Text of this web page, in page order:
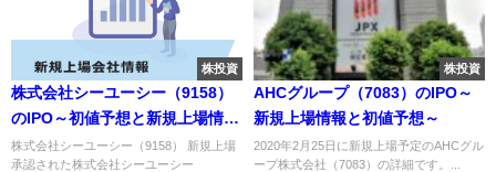
株投資
株式会社シーユーシー（9158）
のIPO～初値予想と新規上場情報
～
株式会社シーユーシー（9158） 新規上場
承認された株式会社シーユーシー
株投資
AHCグループ（7083）のIPO～
新規上場情報と初値予想～
2020年2月25日に新規上場予定のAHCグル
ープ株式会社（7083）の詳細です。...